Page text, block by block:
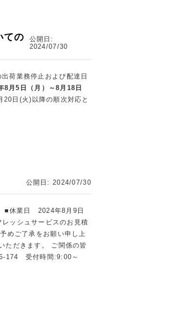
ての
公開日:
2024/07/30
荷業務停止および配達日
8月5日（月）～8月18日
日(火)以降の順次対応と
公開日: 2024/07/30
■休業日 2024年8月9日
ッシュサービスのお見積
めご了承をお願い申し上
ただきます。 ご関係の皆
174 受付時間:9:00～